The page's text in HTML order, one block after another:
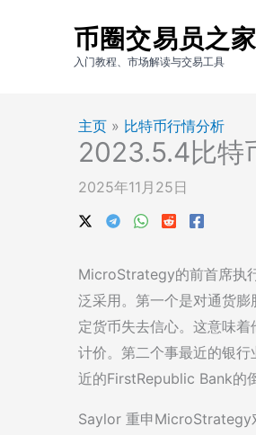
币圈交易员之家
入门教程、市场解读与交易工具
主页 » 比特币行情分析
2023.5.4比特
2025年11月25日
MicroStrategy的前首席执
泛采用。第一个是对通货
定货币失去信心。这意味
计价。第二个事最近的银
近的FirstRepublic Bank的
Saylor 重申MicroStrategy